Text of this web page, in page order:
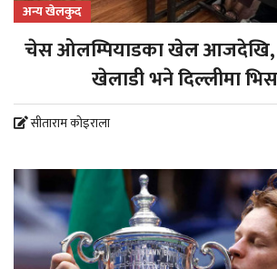
अन्य खेलकुद
चेस ओलम्पियाडका खेल आजदेखि,
खेलाडी भने दिल्लीमा
सीताराम कोइराला